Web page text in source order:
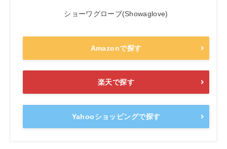
ショーワグローブ(Showaglove)
Amazonで探す
楽天で探す
Yahooショッピングで探す